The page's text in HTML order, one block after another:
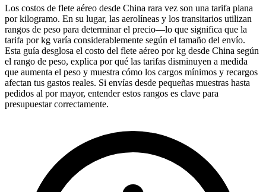
Los costos de flete aéreo desde China rara vez son una tarifa plana
por kilogramo. En su lugar, las aerolíneas y los transitarios utilizan
rangos de peso para determinar el precio—lo que significa que la
tarifa por kg varía considerablemente según el tamaño del envío.
Esta guía desglosa el costo del flete aéreo por kg desde China según
el rango de peso, explica por qué las tarifas disminuyen a medida
que aumenta el peso y muestra cómo los cargos mínimos y recargos
afectan tus gastos reales. Si envías desde pequeñas muestras hasta
pedidos al por mayor, entender estos rangos es clave para
presupuestar correctamente.